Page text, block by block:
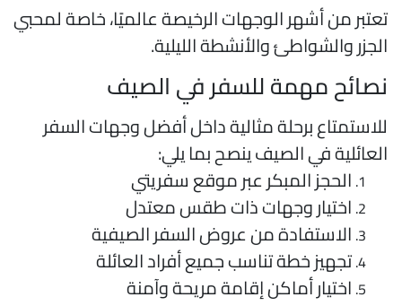
من أشهر الوجهات الرخيصة عالميًا، خاصة لمحبي
والشواطئ والأنشطة الليلية.
مهمة للسفر في الصيف
برحلة مثالية داخل أفضل وجهات السفر
في الصيف ينصح بما يلي:
الحجز المبكر عبر موقع سفريتي
اختيار وجهات ذات طقس معتدل
الاستفادة من عروض السفر الصيفية
تجهيز خطة تناسب جميع أفراد العائلة
اختيار أماكن إقامة مريحة وآمنة